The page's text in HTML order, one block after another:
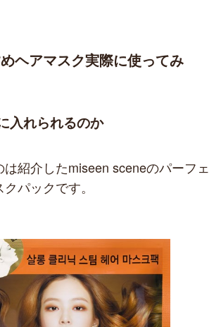
ヘアマスク実際に使ってみ
入れられるのか
紹介したmiseen sceneのパーフェ
パックです。